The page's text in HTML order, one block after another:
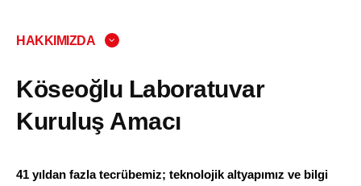
HAKKIMIZDA
Köseoğlu Laboratuvar
Kuruluş Amacı
41 yıldan fazla tecrübemiz; teknolojik altyapımız ve bilgi